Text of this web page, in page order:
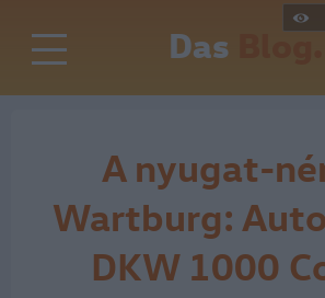
Das Blog.
A nyugat-
Wartburg:
DKW 1000